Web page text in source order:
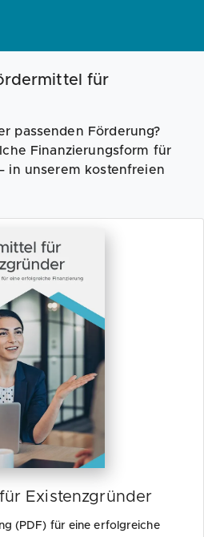
für
passenden Förderung?
Finanzierungsform für
in unserem kostenfreien
Existenzgründer
(PDF) für eine erfolgreiche